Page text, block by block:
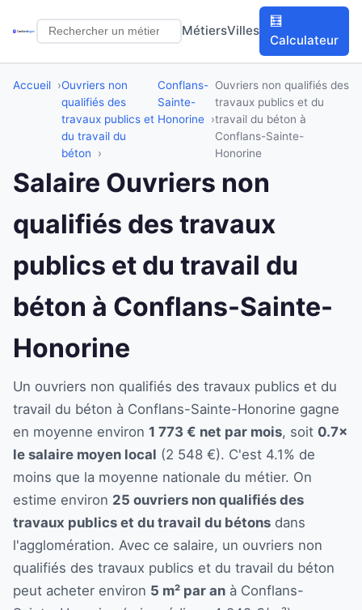
MétiersVilles
🧮
Calculateur
Accueil
Ouvriers non
qualifiés des
travaux publics et
du travail du
béton
Conflans-
Sainte-
Honorine
Ouvriers non qualifiés des
travaux publics et du
travail du béton à
Conflans-Sainte-
Honorine
Salaire Ouvriers non
qualifiés des travaux
publics et du travail du
béton à Conflans-Sainte-
Honorine
Un ouvriers non qualifiés des travaux publics et du
travail du béton à Conflans-Sainte-Honorine gagne
en moyenne environ 1 773 € net par mois, soit 0.7×
le salaire moyen local (2 548 €). C'est 4.1% de
moins que la moyenne nationale du métier. On
estime environ 25 ouvriers non qualifiés des
travaux publics et du travail du bétons dans
l'agglomération. Avec ce salaire, un ouvriers non
qualifiés des travaux publics et du travail du béton
peut acheter environ 5 m² par an à Conflans-